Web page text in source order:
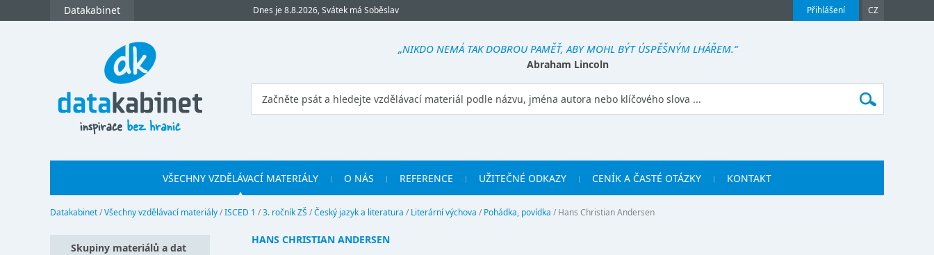
Přihlášení CZ
Datakabinet Dnes je 8.8.2026, Svátek má Soběslav
„NIKDO NEMÁ TAK DOBROU PAMĚŤ, ABY MOHL BÝT ÚSPĚŠNÝM LHÁŘEM.“
Abraham Lincoln
VŠECHNY VZDĚLÁVACÍ MATERIÁLY O NÁS REFERENCE UŽITEČNÉ ODKAZY CENÍK A ČASTÉ OTÁZKY KONTAKT
Datakabinet/Všechny vzdělávací materiály/ISCED 1 /3. ročník ZŠ /Český jazyk a literatura / Literární výchova / Pohádka, povídka / Hans Christian Andersen
HANS CHRISTIAN ANDERSEN
Skupiny materiálů a dat